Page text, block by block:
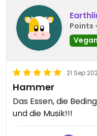
Points
Vegan
21 Sep
Hammer
Das Essen, die
und die Musik!!!